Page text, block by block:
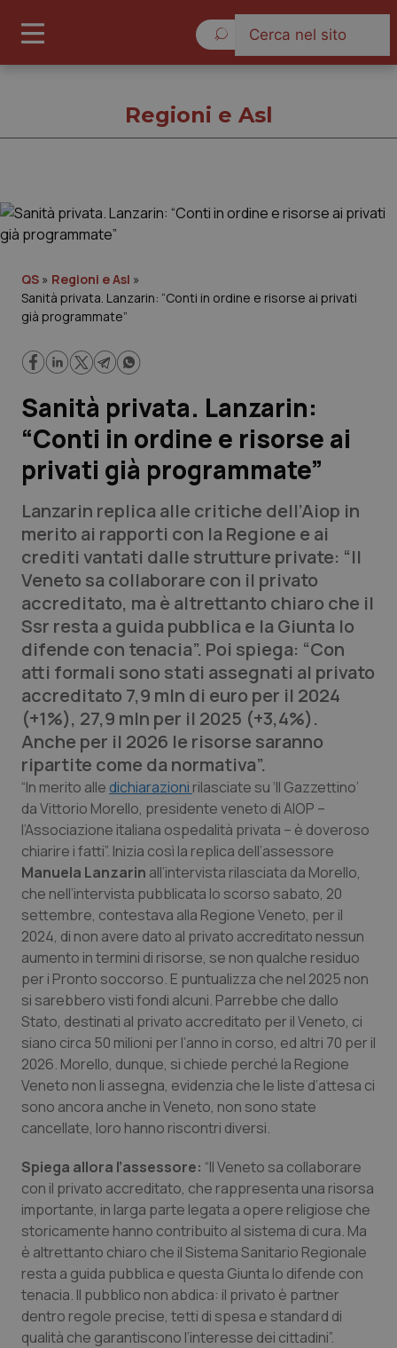
Governo e Parlamento
Regioni e Asl
Lavoro e Professioni
Scienza e Farmaci
Studi e Analisi
Lettere al direttore
Edizioni Regionali
QS Pro
Professionisti Sanitari.AI
Abruzzo
Basilicata
Calabria
Campania
Emilia-Romagna
Friuli Venezia Giulia
Lazio
Liguria
Lombardia
Marche
Molise
Piemonte
Provincia Autonoma di Bolzano
Provincia Autonoma di Trento
QS Pro Gold
Artrite & artrosi
Asma & BPCO
Car-T
Colesterolo & coronaropatie
Dermatite Atopica
Diabete & glucometri
Disturbi dell’umore
Dolore
Donna & Salute
Epatiti
HIV
Infezioni & Febbre
Ipertensione & Scompenso
QS Club Newsletter
Regioni e Asl
QS » Regioni e Asl »
Sanità privata. Lanzarin: “Conti in ordine e risorse ai privati
già programmate”
Sanità privata. Lanzarin:
“Conti in ordine e risorse ai
privati già programmate”
Lanzarin replica alle critiche dell’Aiop in
merito ai rapporti con la Regione e ai
crediti vantati dalle strutture private: “Il
Veneto sa collaborare con il privato
accreditato, ma è altrettanto chiaro che il
Ssr resta a guida pubblica e la Giunta lo
difende con tenacia”. Poi spiega: “Con
atti formali sono stati assegnati al privato
accreditato 7,9 mln di euro per il 2024
(+1%), 27,9 mln per il 2025 (+3,4%).
Anche per il 2026 le risorse saranno
ripartite come da normativa”.
“In merito alle dichiarazioni rilasciate su ‘Il Gazzettino’
da Vittorio Morello, presidente veneto di AIOP –
l’Associazione italiana ospedalità privata – è doveroso
chiarire i fatti”. Inizia così la replica dell’assessore
Manuela Lanzarin all’intervista rilasciata da Morello,
che nell’intervista pubblicata lo scorso sabato, 20
settembre, contestava alla Regione Veneto, per il
2024, di non avere dato al privato accreditato nessun
aumento in termini di risorse, se non qualche residuo
per i Pronto soccorso. E puntualizza che nel 2025 non
si sarebbero visti fondi alcuni. Parrebbe che dallo
Stato, destinati al privato accreditato per il Veneto, ci
siano circa 50 milioni per l’anno in corso, ed altri 70 per il
2026. Morello, dunque, si chiede perché la Regione
Veneto non li assegna, evidenzia che le liste d’attesa ci
sono ancora anche in Veneto, non sono state
cancellate, loro hanno riscontri diversi.
Spiega allora l’assessore: “Il Veneto sa collaborare
con il privato accreditato, che rappresenta una risorsa
importante, in larga parte legata a opere religiose che
storicamente hanno contribuito al sistema di cura. Ma
è altrettanto chiaro che il Sistema Sanitario Regionale
resta a guida pubblica e questa Giunta lo difende con
tenacia. Il pubblico non abdica: il privato è partner
dentro regole precise, tetti di spesa e standard di
qualità che garantiscono l’interesse dei cittadini”.